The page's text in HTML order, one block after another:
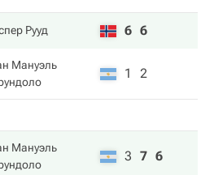
Рууд 6 6
Мануэль
1 2
Мануэль
3 7 6